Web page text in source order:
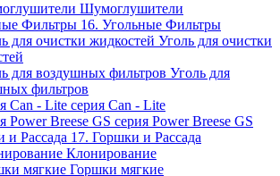
Шумоглушители
16. Угольные Фильтры
Уголь для очистки
Уголь для
фильтров
серия Can - Lite
серия Power Breese GS
17. Горшки и Рассада
Клонирование
Горшки мягкие